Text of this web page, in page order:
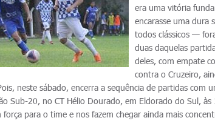
era uma vitória
encarasse uma dura
todos clássicos —
duas daquelas
deles, com empate
contra o Cruzeiro,
neste sábado, encerra a sequência de partidas com
Sub-20, no CT Hélio Dourado, em Eldorado do Sul, às
para o time e nos fazem chegar ainda mais